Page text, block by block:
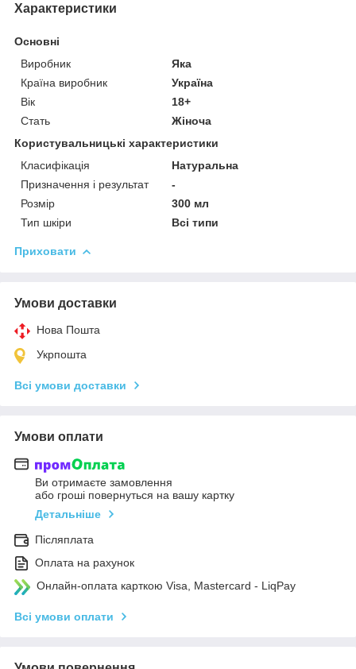
Характеристики
Основні
Виробник
Яка
Країна виробник
Україна
Вік
18+
Стать
Жіноча
Користувальницькі характеристики
Класифікація
Натуральна
Призначення і результат
-
Розмір
300 мл
Тип шкіри
Всі типи
Приховати
Умови доставки
Нова Пошта
Укрпошта
Всі умови доставки
Умови оплати
Ви отримаєте замовлення
або гроші повернуться на вашу картку
Детальніше
Післяплата
Оплата на рахунок
Онлайн-оплата карткою Visa, Mastercard - LiqPay
Всі умови оплати